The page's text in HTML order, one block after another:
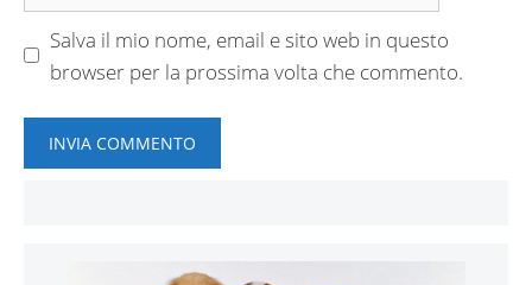
Salva il mio nome, email e sito web in questo
browser per la prossima volta che commento.